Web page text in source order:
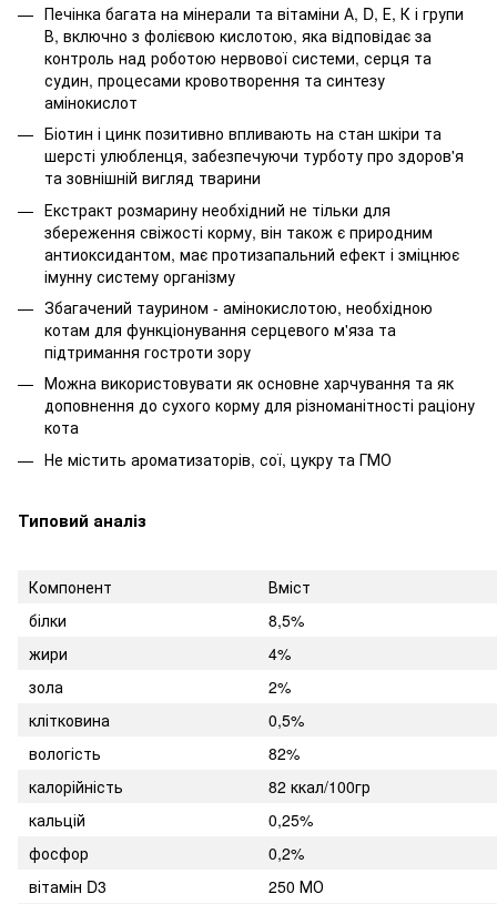
Печінка багата на мінерали та вітаміни А, D, Е, К і групи
В, включно з фолієвою кислотою, яка відповідає за
контроль над роботою нервової системи, серця та
судин, процесами кровотворення та синтезу
амінокислот
Біотин і цинк позитивно впливають на стан шкіри та
шерсті улюбленця, забезпечуючи турботу про здоров'я
та зовнішній вигляд тварини
Екстракт розмарину необхідний не тільки для
збереження свіжості корму, він також є природним
антиоксидантом, має протизапальний ефект і зміцнює
імунну систему організму
Збагачений таурином - амінокислотою, необхідною
котам для функціонування серцевого м'яза та
підтримання гостроти зору
Можна використовувати як основне харчування та як
доповнення до сухого корму для різноманітності раціону
кота
Не містить ароматизаторів, сої, цукру та ГМО
Типовий аналіз
Компонент
Вміст
білки
8,5%
жири
4%
зола
2%
клітковина
0,5%
вологість
82%
калорійність
82 ккал/100гр
кальцій
0,25%
фосфор
0,2%
вітамін D3
250 МО